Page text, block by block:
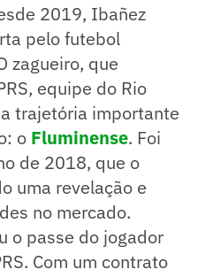
2019, Ibañez
pelo futebol
zagueiro, que
equipe do Rio
trajetória importante
o Fluminense. Foi
de 2018, que o
uma revelação e
no mercado.
o passe do jogador
Com um contrato